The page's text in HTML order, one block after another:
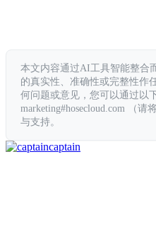
本文内容通过AI工具智能整合
的真实性、准确性或完整性作
何问题或意见，您可以通过以
marketing#hosecloud.com （
与支持。
captain